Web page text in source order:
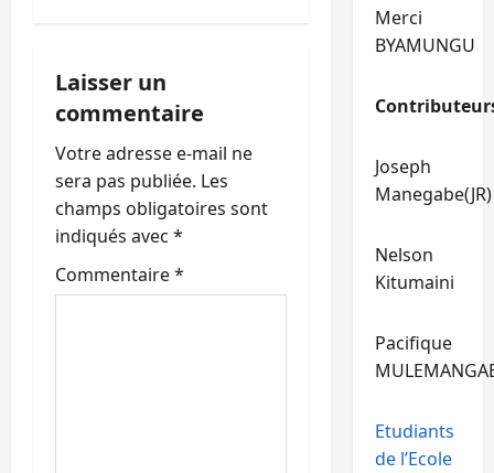
t
i
o
n
d
’
Laisser un
commentaire
Votre adresse e-mail ne
sera pas publiée. Les
champs obligatoires sont
indiqués avec *
Commentaire*
Merci
BYAMUNGU
Joseph
Manegabe(JR)
Nelson
Kitumaini
Pacifique
Etudiants
de l’Ecole